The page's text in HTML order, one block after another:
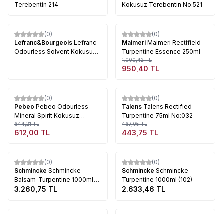
Terebentin 214
Kokusuz Terebentin No:521
(0)
Lefranc&Bourgeois Lefranc
Odourless Solvent Kokusuz
%5
(0)
Maimeri Maimeri Rectifield
Turpentine Essence 250ml
1.000,42TL
950,40 TL
%5
(0)
Pebeo Pebeo Odourless
Mineral Spirit Kokusuz
Terebentin 75ml
644,21TL
612,00 TL
%5
(0)
Talens Talens Rectified
Turpentine 75ml No:032
467,05TL
443,75 TL
(0)
Schmincke Schmincke
Balsam-Turpentine 1000ml
(024)
3.260,75 TL
(0)
Schmincke Schmincke
Turpentine 1000ml (102)
2.633,46 TL